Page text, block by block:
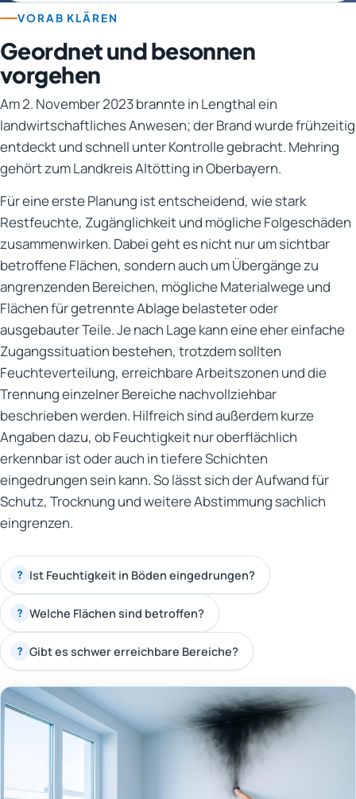
VORAB KLÄREN
Geordnet und besonnen
vorgehen
Am 2. November 2023 brannte in Lengthal ein
landwirtschaftliches Anwesen; der Brand wurde frühzeitig
entdeckt und schnell unter Kontrolle gebracht. Mehring
gehört zum Landkreis Altötting in Oberbayern.
Für eine erste Planung ist entscheidend, wie stark
Restfeuchte, Zugänglichkeit und mögliche Folgeschäden
zusammenwirken. Dabei geht es nicht nur um sichtbar
betroffene Flächen, sondern auch um Übergänge zu
angrenzenden Bereichen, mögliche Materialwege und
Flächen für getrennte Ablage belasteter oder
ausgebauter Teile. Je nach Lage kann eine eher einfache
Zugangssituation bestehen, trotzdem sollten
Feuchteverteilung, erreichbare Arbeitszonen und die
Trennung einzelner Bereiche nachvollziehbar
beschrieben werden. Hilfreich sind außerdem kurze
Angaben dazu, ob Feuchtigkeit nur oberflächlich
erkennbar ist oder auch in tiefere Schichten
eingedrungen sein kann. So lässt sich der Aufwand für
Schutz, Trocknung und weitere Abstimmung sachlich
eingrenzen.
? Ist Feuchtigkeit in Böden eingedrungen?
? Welche Flächen sind betroffen?
? Gibt es schwer erreichbare Bereiche?